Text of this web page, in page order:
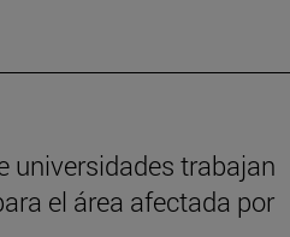
universidades trabajan
el área afectada por